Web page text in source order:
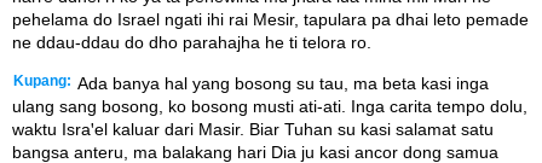
pehelama do Israel ngati ihi rai Mesir, tapulara pa dhai leto pemade
ne ddau-ddau do dho parahajha he ti telora ro.
Kupang: Ada banya hal yang bosong su tau, ma beta kasi inga
ulang sang bosong, ko bosong musti ati-ati. Inga carita tempo dolu,
waktu Israꞌel kaluar dari Masir. Biar Tuhan su kasi salamat satu
bangsa anteru, ma balakang hari Dia ju kasi ancor dong samua